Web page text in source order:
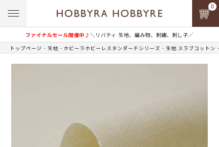
ファイナルセール開催中♪＼リバティ 生地、編み物、刺繍、刺し子／
0
トップページ 生地 ホビーラホビーレスタンダードシリーズ 生地 スラブコットン